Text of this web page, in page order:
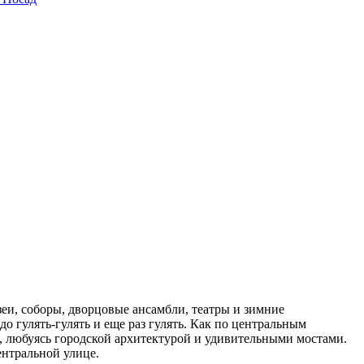
соборы, дворцовые ансамбли, театры и зимние
гулять-гулять и еще раз гулять. Как по центральным
городской архитектурой и удивительными мостами.
улице.